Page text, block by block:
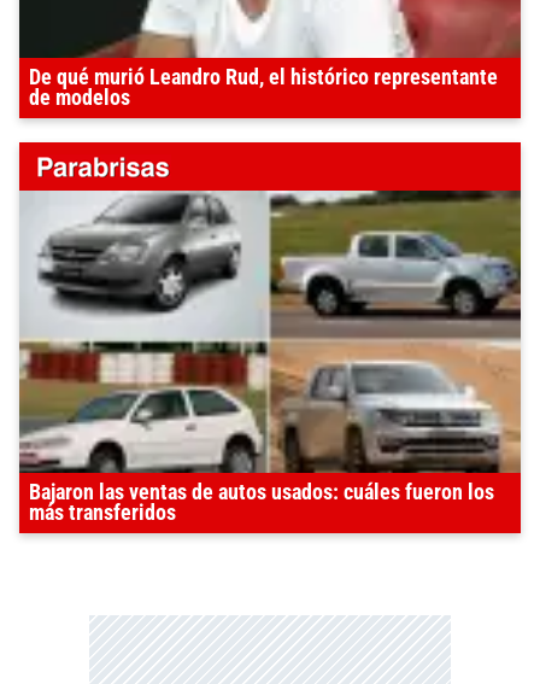
De qué murió Leandro Rud, el histórico representante
de modelos
Bajaron las ventas de autos usados: cuáles fueron los
más transferidos